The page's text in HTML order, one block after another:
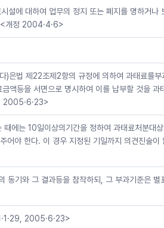
설에 대하여 업무의 정지 또는 폐지를 명하거나
<개정 2004·4·6>
)은법 제22조제2항의 규정에 의하여 과태료를부
액등을 서면으로 명시하여 이를 납부할 것을 과
2005·6·23>
에는 10일이상의기간을 정하여 과태료처분대상
어야 한다. 이 경우 지정된 기일까지 의견진술이
동기와 그 결과등을 참작하되, 그 부과기준은 별
2005·6·23>